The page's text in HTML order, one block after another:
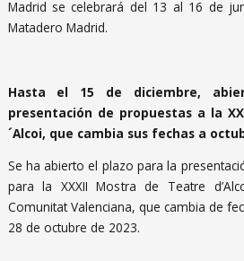
Madrid se celebrará del 13 al 16 de
Matadero Madrid.
Hasta el 15 de diciembre,
presentación de propuestas a la
´Alcoi, que cambia sus fechas a
Se ha abierto el plazo para la
para la XXXII Mostra de Teatre
Comunitat Valenciana, que cambia de
28 de octubre de 2023.